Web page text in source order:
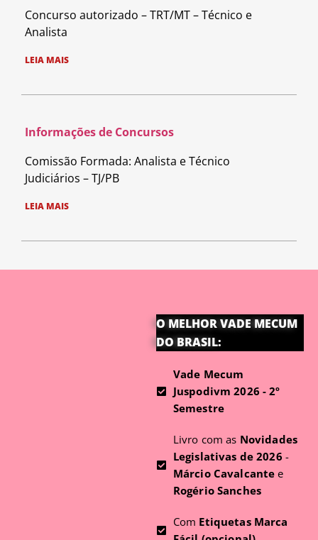
Concurso autorizado – TRT/MT – Técnico e
Analista
LEIA MAIS
Informações de Concursos
Comissão Formada: Analista e Técnico
Judiciários – TJ/PB
LEIA MAIS
O MELHOR VADE MECUM
DO BRASIL:
Vade Mecum
Juspodivm 2026 - 2º
Semestre
Livro com as Novidades
Legislativas de 2026 -
Márcio Cavalcante e
Rogério Sanches
Com Etiquetas Marca